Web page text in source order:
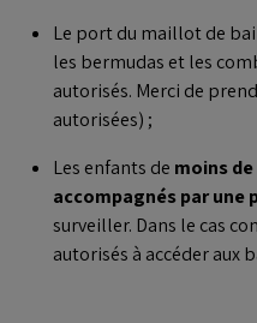
Le port du maillot de
les bermudas et les
autorisés. Merci de
autorisées) ;
Les enfants de moins de
accompagnés par une
surveiller. Dans le cas
autorisés à accéder aux